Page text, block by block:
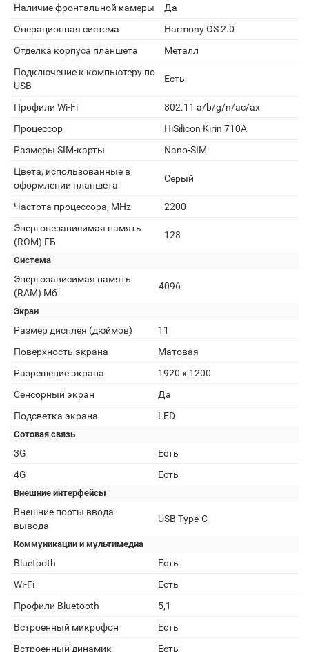
Наличие фронтальной камеры
Да
Операционная система
Harmony OS 2.0
Отделка корпуса планшета
Металл
Подключение к компьютеру по
USB
Есть
Профили Wi-Fi
802.11 a/b/g/n/ac/ax
Процессор
HiSilicon Kirin 710A
Размеры SIM-карты
Nano-SIM
Цвета, использованные в
оформлении планшета
Серый
Частота процессора, MHz
2200
Энергонезависимая память
(ROM) ГБ
128
Система
Энергозависимая память
(RAM) Мб
4096
Экран
Размер дисплея (дюймов)
11
Поверхность экрана
Матовая
Разрешение экрана
1920 x 1200
Сенсорный экран
Да
Подсветка экрана
LED
Сотовая связь
3G
Есть
4G
Есть
Внешние интерфейсы
Внешние порты ввода-
вывода
USB Type-C
Коммуникации и мультимедиа
Bluetooth
Есть
Wi-Fi
Есть
Профили Bluetooth
5,1
Встроенный микрофон
Есть
Встроенный динамик
Есть